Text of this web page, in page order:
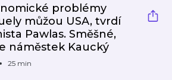
problémy
můžou USA, tvrdí
Pawlas. Směšné,
náměstek Kaucký
25 min